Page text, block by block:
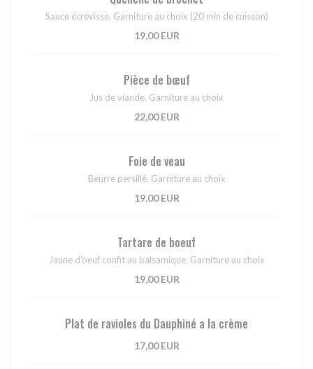
Sauce écrevisse. Garniture au choix (20 min de cuisson)
19,00 EUR
Pièce de bœuf
Jus de viande. Garniture au choix
22,00 EUR
Foie de veau
Beurre persillé. Garniture au choix
19,00 EUR
Tartare de boeuf
Jaune d'oeuf confit au balsamique. Garniture au choix
19,00 EUR
Plat de ravioles du Dauphiné a la crème
17,00 EUR